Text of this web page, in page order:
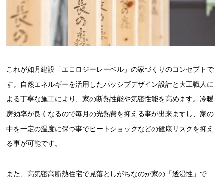
これが如月建設「エコロジーレーベル」の家づくりのコンセプトで
す。自然エネルギーを活用したパッシブデザイン設計と大工職人に
よる丁寧な施工により、家の断熱性能や気密性能を高めます。冷暖
房効率が良くなるので毎月の光熱費を抑える事が出来ますし、家の
中を一定の温度に保つ事でヒートショックなどの健康リスクを抑え
る事が可能です。
また、高気密高断熱住宅で見落としがちなのが家の「透湿性」で